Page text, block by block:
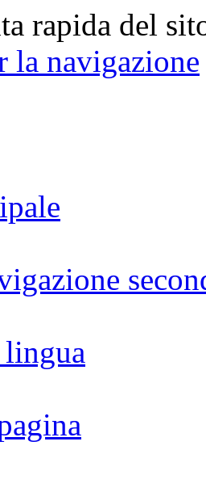
rapida del
la navigazione
lingua